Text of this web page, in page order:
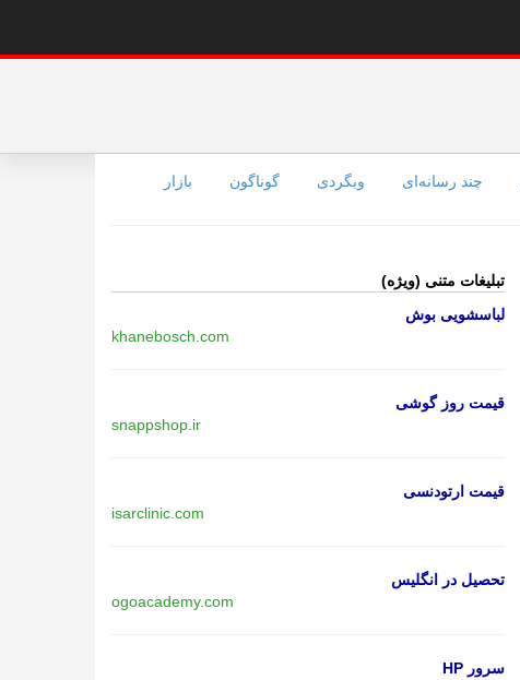
چند رسانه‌ای وبگردی گوناگون بازار
تبلیغات متنی (ویژه)
لباسشویی بوش
khanebosch.com
قیمت روز گوشی
snappshop.ir
قیمت ارتودنسی
isarclinic.com
تحصیل در انگلیس
ogoacademy.com
سرور HP